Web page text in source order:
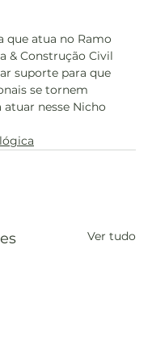
que atua no Ramo
& Construção Civil
suporte para que
se tornem
atuar nesse Nicho
Ver tudo